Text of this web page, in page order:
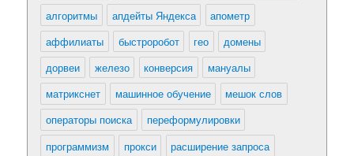
алгоритмы
апдейты Яндекса
апометр
аффилиаты
быстроробот гео
домены
дорвеи
железо конверсия
мануалы
матрикснет
машинное обучение
мешок слов
операторы поиска
переформулировки
программизм
прокси
расширение запроса